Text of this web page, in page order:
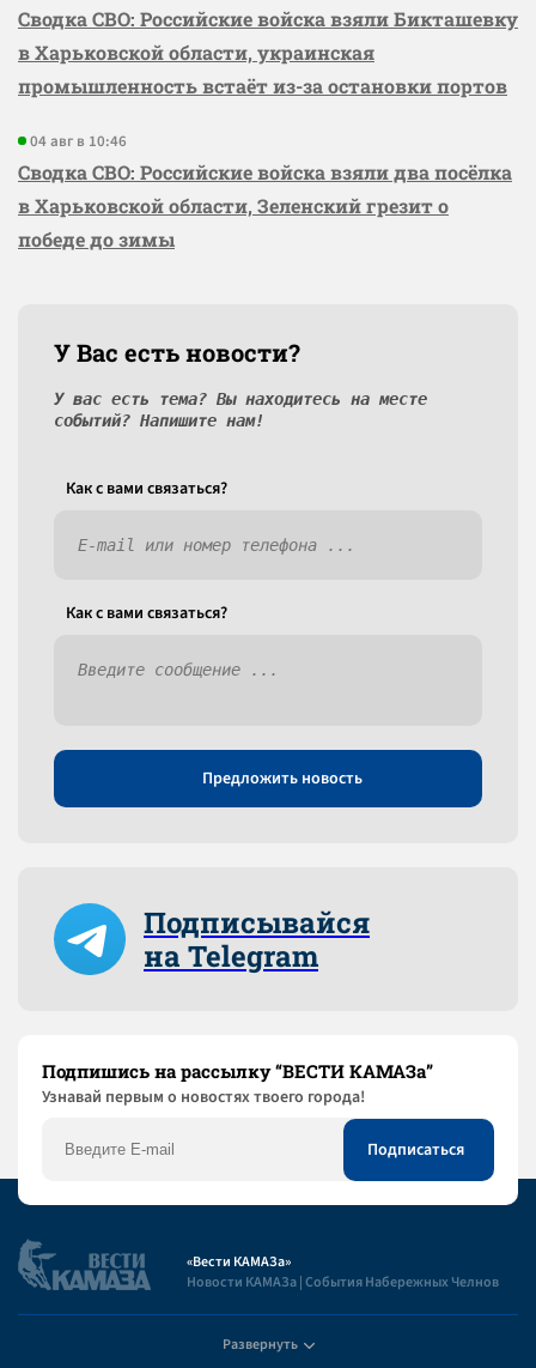
Сводка СВО: Российские войска взяли Бикташевку
в Харьковской области, украинская
промышленность встаёт из-за остановки портов
04 авг в 10:46
Сводка СВО: Российские войска взяли два посёлка
в Харьковской области, Зеленский грезит о
победе до зимы
У Вас есть новости?
У вас есть тема? Вы находитесь на месте
событий? Напишите нам!
Как c вами связаться?
Как c вами связаться?
Предложить новость
Подписывайся
на Telegram
Подпишись на рассылку “ВЕСТИ КАМАЗа”
Узнaвай первым о новостях твоего города!
«Вести КАМАЗа»
Новости КАМАЗа | События Набережных Челнов
Развернуть